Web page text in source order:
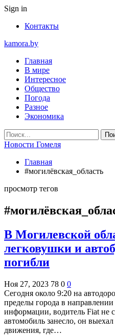
Sign in
Контакты
kamora.by
Главная
В мире
Интересное
Общество
Погода
Разное
Экономика
Новости Гомеля
Главная
#могилёвская_область
просмотр тегов
В Могилевской
легковушки и
погибли
Ноя 27, 2023 78 0 0
Сегодня около 9:20 на
пределы города в
информации, водитель Fiat не
автомобиль занесло, он
движения, где…